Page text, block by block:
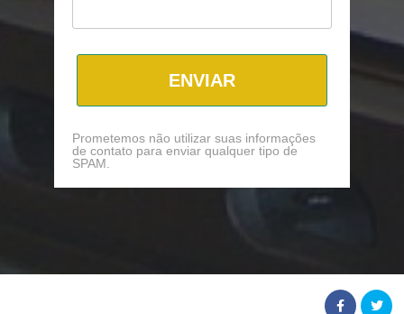
ENVIAR
Prometemos não utilizar suas informações
de contato para enviar qualquer tipo de
SPAM.